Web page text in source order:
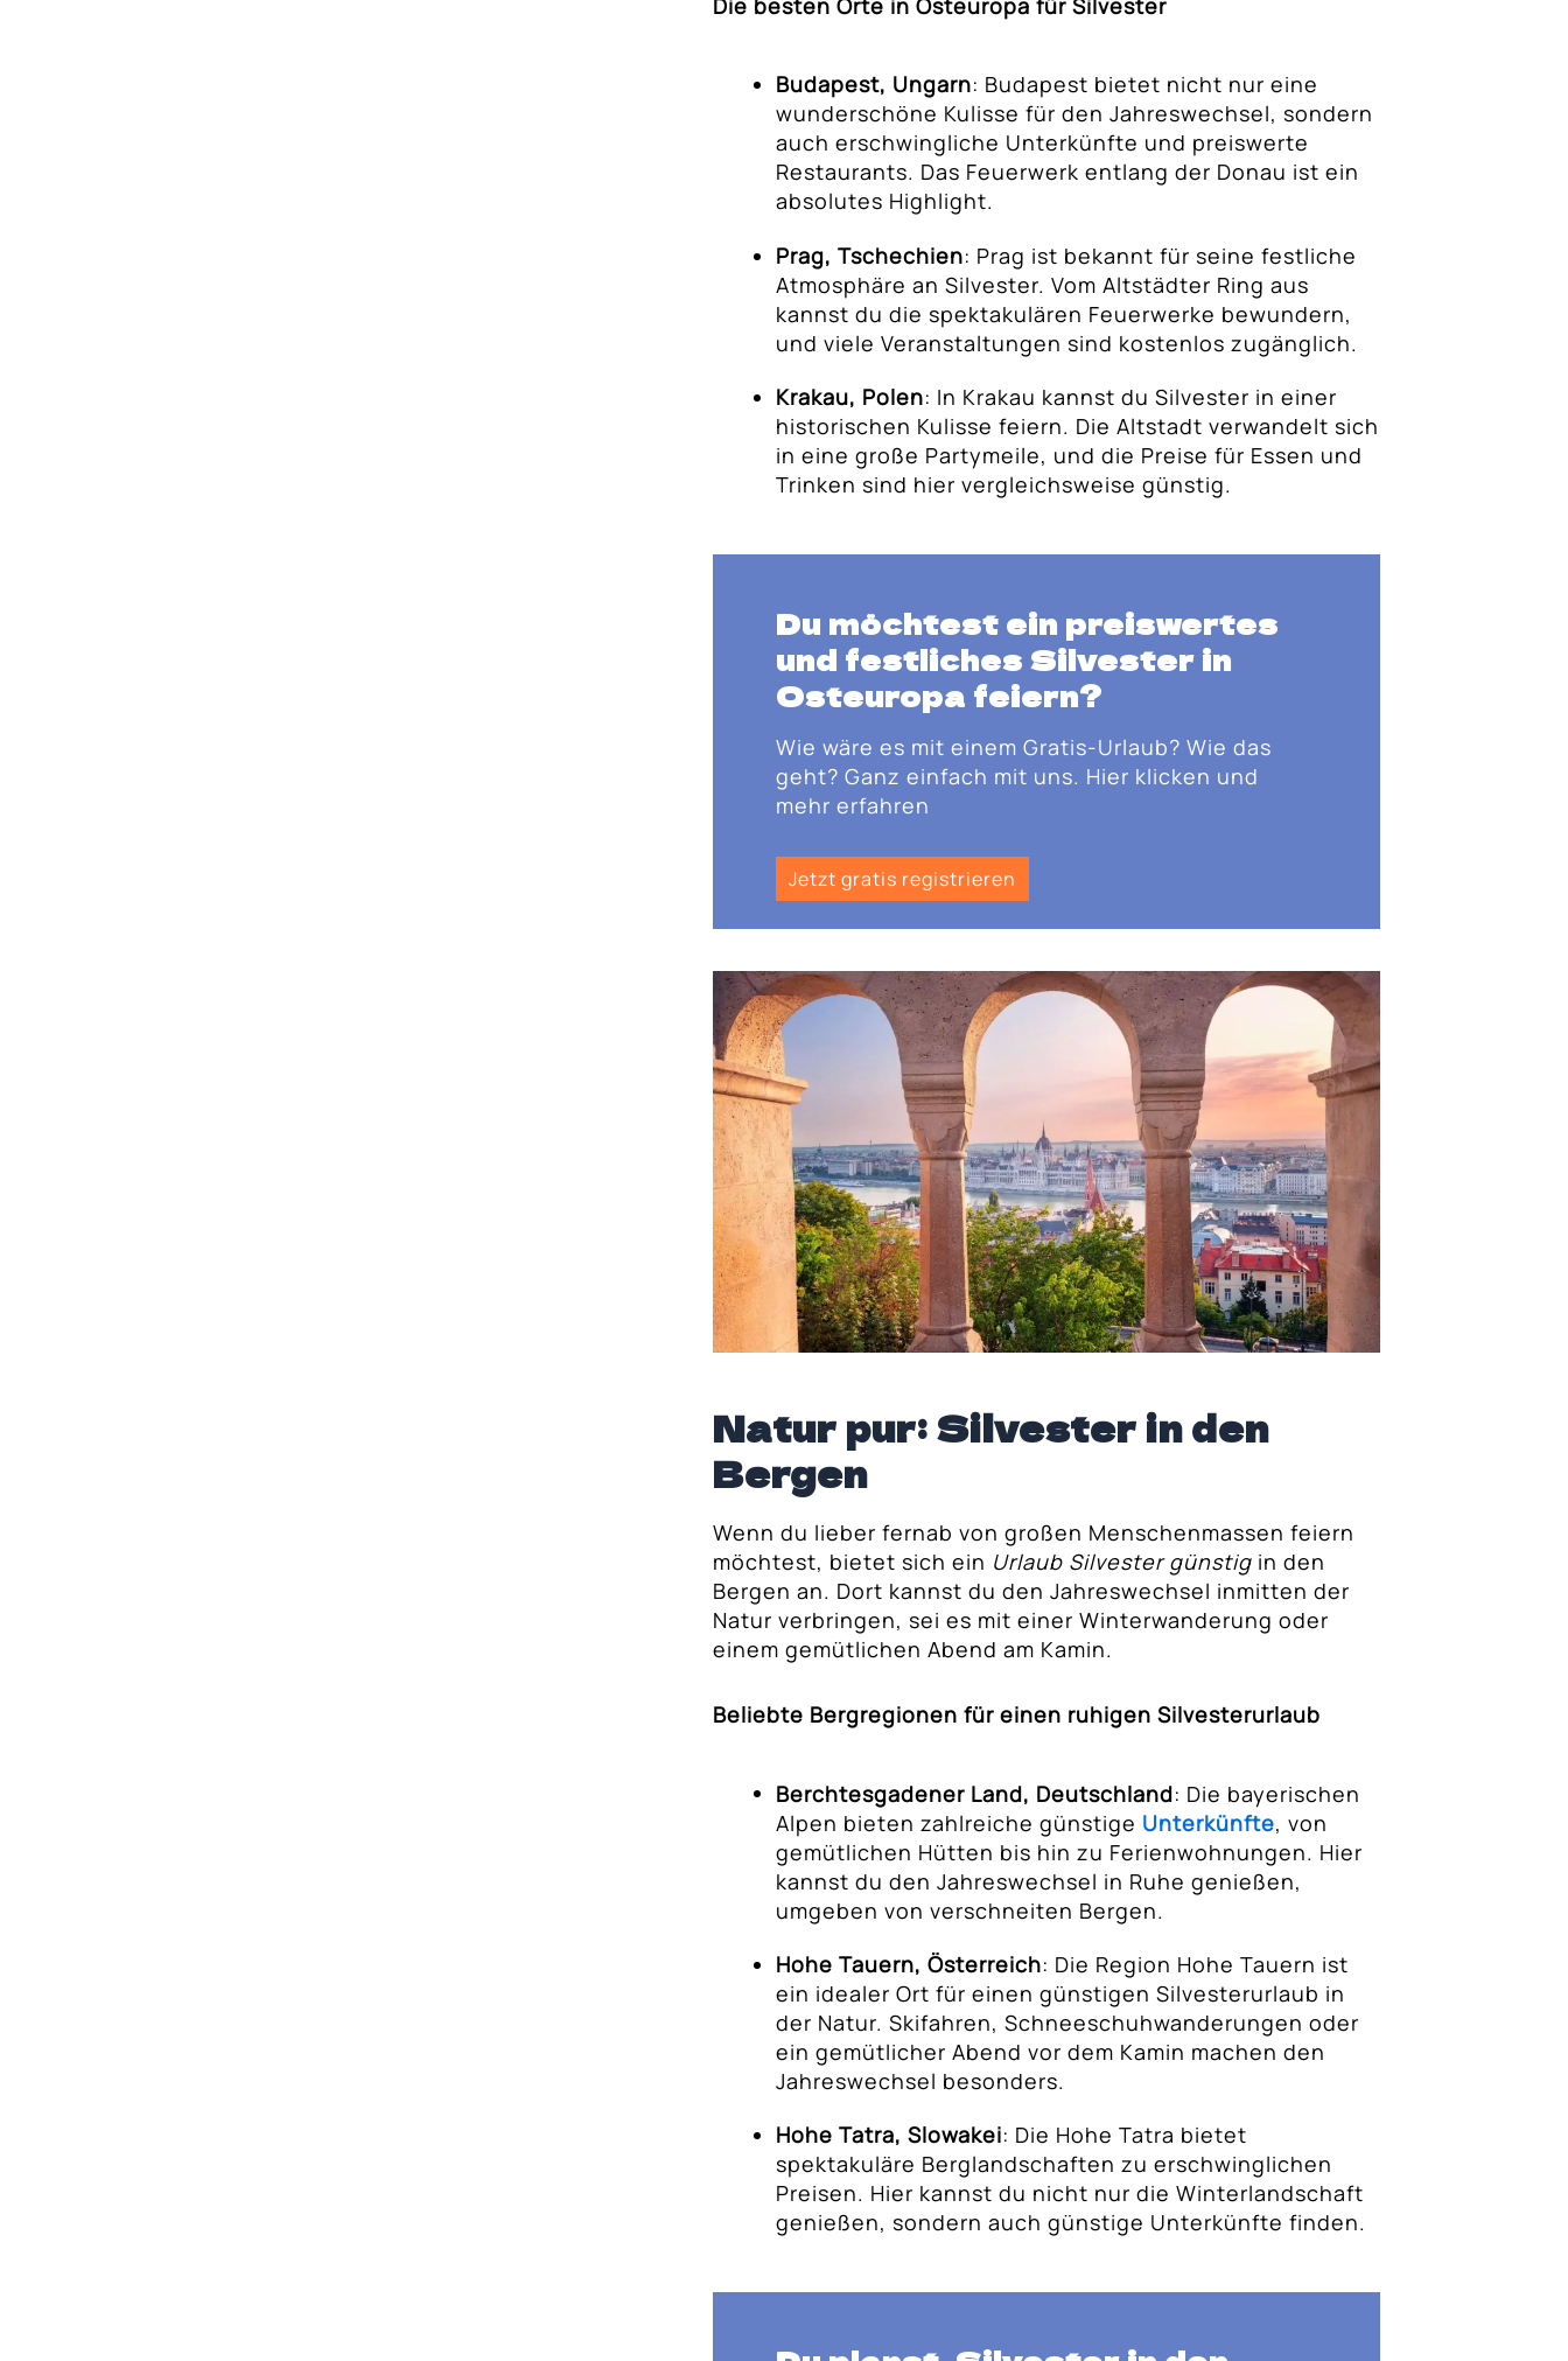
Die besten Orte in Osteuropa für Silvester
Budapest, Ungarn: Budapest bietet nicht nur eine
wunderschöne Kulisse für den Jahreswechsel, sondern
auch erschwingliche Unterkünfte und preiswerte
Restaurants. Das Feuerwerk entlang der Donau ist ein
absolutes Highlight.
Prag, Tschechien: Prag ist bekannt für seine festliche
Atmosphäre an Silvester. Vom Altstädter Ring aus
kannst du die spektakulären Feuerwerke bewundern,
und viele Veranstaltungen sind kostenlos zugänglich.
Krakau, Polen: In Krakau kannst du Silvester in einer
historischen Kulisse feiern. Die Altstadt verwandelt sich
in eine große Partymeile, und die Preise für Essen und
Trinken sind hier vergleichsweise günstig.
Du möchtest ein preiswertes
und festliches Silvester in
Osteuropa feiern?
Wie wäre es mit einem Gratis-Urlaub? Wie das
geht? Ganz einfach mit uns. Hier klicken und
mehr erfahren
Jetzt gratis registrieren
Natur pur: Silvester in den
Bergen
Wenn du lieber fernab von großen Menschenmassen feiern
möchtest, bietet sich ein Urlaub Silvester günstig in den
Bergen an. Dort kannst du den Jahreswechsel inmitten der
Natur verbringen, sei es mit einer Winterwanderung oder
einem gemütlichen Abend am Kamin.
Beliebte Bergregionen für einen ruhigen Silvesterurlaub
Berchtesgadener Land, Deutschland: Die bayerischen
Alpen bieten zahlreiche günstige Unterkünfte, von
gemütlichen Hütten bis hin zu Ferienwohnungen. Hier
kannst du den Jahreswechsel in Ruhe genießen,
umgeben von verschneiten Bergen.
Hohe Tauern, Österreich: Die Region Hohe Tauern ist
ein idealer Ort für einen günstigen Silvesterurlaub in
der Natur. Skifahren, Schneeschuhwanderungen oder
ein gemütlicher Abend vor dem Kamin machen den
Jahreswechsel besonders.
Hohe Tatra, Slowakei: Die Hohe Tatra bietet
spektakuläre Berglandschaften zu erschwinglichen
Preisen. Hier kannst du nicht nur die Winterlandschaft
genießen, sondern auch günstige Unterkünfte finden.